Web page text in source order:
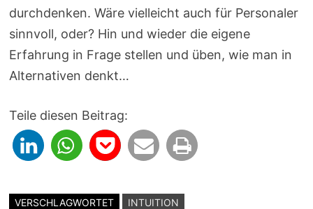
durchdenken. Wäre vielleicht auch für Personaler
sinnvoll, oder? Hin und wieder die eigene
Erfahrung in Frage stellen und üben, wie man in
Alternativen denkt…
Teile diesen Beitrag:
VERSCHLAGWORTET INTUITION